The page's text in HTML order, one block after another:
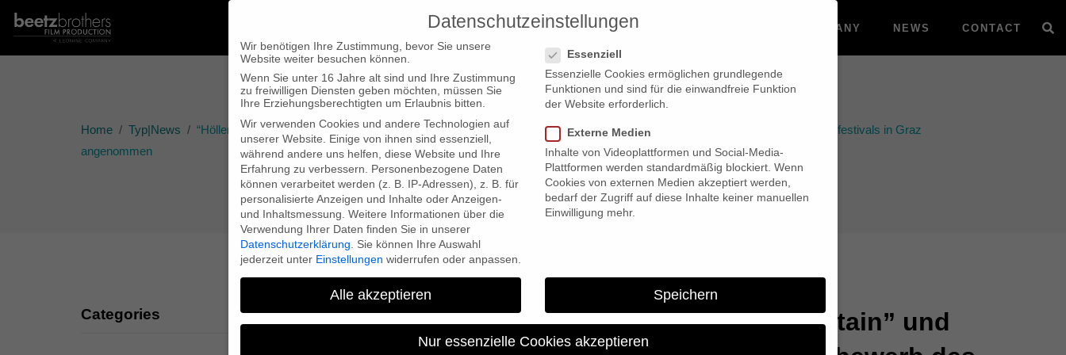
PRODUCTIONS COMPANY NEWS CONTACT
Home Typ|News
“Höllentrip Antarktis – Shackeltons Captain” und “Neuseeland von oben“ sind für den Wettbewerb des Berg & Abenteuer Filmfestivals in Graz
angenommen
“Höllentrip Antarktis – Shackeltons Captain” und
Categories
Datenschutzeinstellungen
Wir benötigen Ihre Zustimmung, bevor Sie unsere
Website weiter besuchen können.
Wenn Sie unter 16 Jahre alt sind und Ihre Zustimmung
zu freiwilligen Diensten geben möchten, müssen Sie
Ihre Erziehungsberechtigten um Erlaubnis bitten.
Wir verwenden Cookies und andere Technologien auf
unserer Website. Einige von ihnen sind essenziell,
während andere uns helfen, diese Website und Ihre
Erfahrung zu verbessern.
Personenbezogene Daten
können verarbeitet werden (z. B. IP-Adressen), z. B. für
personalisierte Anzeigen und Inhalte oder Anzeigen-
und Inhaltsmessung. Weitere Informationen über die
Verwendung Ihrer Daten finden Sie in unserer
Datenschutzerklärung
Sie können Ihre Auswahl
jederzeit unter Einstellungen widerrufen oder anpassen.
Essenziell
Essenzielle Cookies ermöglichen grundlegende
Funktionen und sind für die einwandfreie Funktion
der Website erforderlich.
Externe Medien
Inhalte von Videoplattformen und Social-Media-
Plattformen werden standardmäßig blockiert. Wenn
Cookies von externen Medien akzeptiert werden,
bedarf der Zugriff auf diese Inhalte keiner manuellen
Einwilligung mehr.
Alle akzeptieren Speichern
Nur essenzielle Cookies akzeptieren